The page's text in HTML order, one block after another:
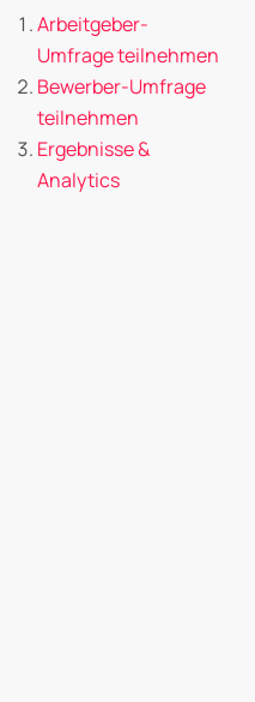
Arbeitgeber-
Umfrage teilnehmen
Bewerber-Umfrage
teilnehmen
Ergebnisse &
Analytics